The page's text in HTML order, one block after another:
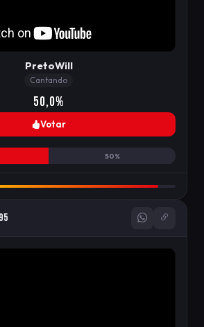
PretoWill
Cantando
50,0%
Votar
50%